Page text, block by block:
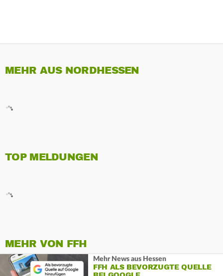
MEHR AUS NORDHESSEN
TOP MELDUNGEN
MEHR VON FFH
Mehr News aus Hessen
FFH ALS BEVORZUGTE QUELLE